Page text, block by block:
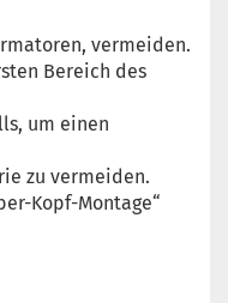
vermeiden.
Bereich des
um einen
zu vermeiden.
Kopf-Montage“